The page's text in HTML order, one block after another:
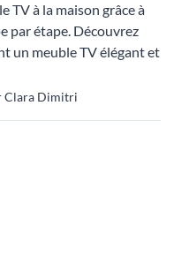
TV à la maison grâce à
par étape. Découvrez
un meuble TV élégant et
Clara Dimitri